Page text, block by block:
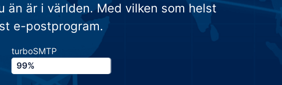
än är i världen. Med vilken som helst
e-postprogram.
turboSMTP
99%